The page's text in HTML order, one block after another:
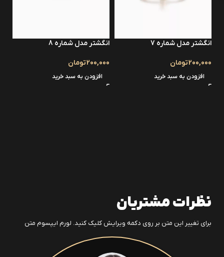
انگشتر مدل شماره 7
200,000تومان
افزودن به سبد خرید
انگشتر مدل شماره 8
200,000تومان
افزودن به سبد خرید
نظرات مشتریان
برای تغییر این متن بر روی دکمه ویرایش کلیک کنید. لورم ایپسوم متن